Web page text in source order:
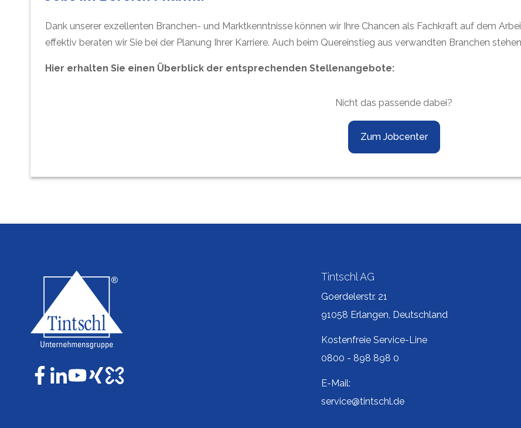
Dank unserer exzellenten Branchen- und Marktkenntnisse können wir Ihre Chancen als Fachkraft auf dem
effektiv beraten wir Sie bei der Planung Ihrer Karriere. Auch beim Quereinstieg aus verwandten Branchen
Hier erhalten Sie einen Überblick der entsprechenden Stellenangebote:
Nicht das passende dabei?
Zum Jobcenter
Tintschl AG
Goerdelerstr. 21
91058 Erlangen, Deutschland
Kostenfreie Service-Line
0800 - 898 898 0
E-Mail:
service@tintschl.de